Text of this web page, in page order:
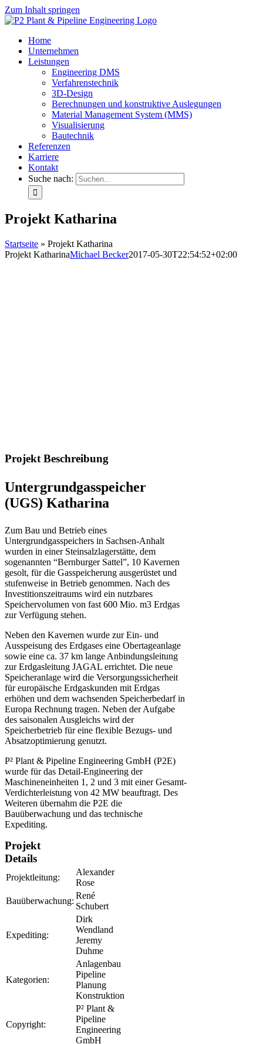
Zum Inhalt springen
Home
Unternehmen
Leistungen
Engineering DMS
Verfahrenstechnik
3D-Design
Berechnungen und konstruktive Auslegungen
Material Management System (MMS)
Visualisierung
Bautechnik
Referenzen
Karriere
Kontakt
Suche nach:
Projekt Katharina
Startseite » Projekt Katharina
Projekt KatharinaMichael Becker2017-05-30T22:54:52+02:00
Projekt Beschreibung
Untergrundgasspeicher
(UGS) Katharina
Zum Bau und Betrieb eines
Untergrundgasspeichers in Sachsen-Anhalt
wurden in einer Steinsalzlagerstätte, dem
sogenannten “Bernburger Sattel”, 10 Kavernen
gesolt, für die Gasspeicherung ausgerüstet und
stufenweise in Betrieb genommen. Nach des
Investitionszeitraums wird ein nutzbares
Speichervolumen von fast 600 Mio. m3 Erdgas
zur Verfügung stehen.
Neben den Kavernen wurde zur Ein- und
Ausspeisung des Erdgases eine Obertageanlage
sowie eine ca. 37 km lange Anbindungsleitung
zur Erdgasleitung JAGAL errichtet. Die neue
Speicheranlage wird die Versorgungssicherheit
für europäische Erdgaskunden mit Erdgas
erhöhen und dem wachsenden Speicherbedarf in
Europa Rechnung tragen. Neben der Aufgabe
des saisonalen Ausgleichs wird der
Speicherbetrieb für eine flexible Bezugs- und
Absatzoptimierung genutzt.
P² Plant & Pipeline Engineering GmbH (P2E)
wurde für das Detail-Engineering der
Maschineneinheiten 1, 2 und 3 mit einer Gesamt-
Verdichterleistung von 42 MW beauftragt. Des
Weiteren übernahm die P2E die
Bauüberwachung und das technische
Expediting.
Projekt
Details
Projektleitung:
Alexander
Rose
Bauüberwachung:
René
Schubert
Expediting:
Dirk
Wendland
Jeremy
Duhme
Kategorien:
Anlagenbau
Pipeline
Planung
Konstruktion
Copyright:
P² Plant &
Pipeline
Engineering
GmbH